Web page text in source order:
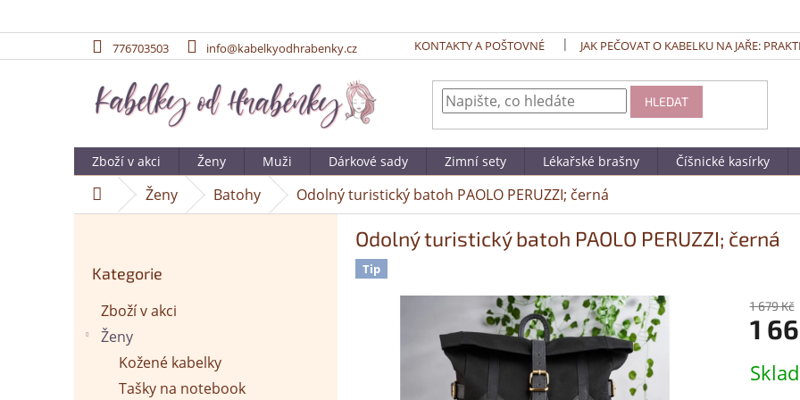
776703503 info@kabelkyodhrabenky.cz KONTAKTY A POŠTOVNÉ JAK PEČOVAT O KABELKU NA JAŘE:
HLEDAT
Zboží v akci Ženy Muži Dárkové sady Zimní sety Lékařské brašny Číšnické kasírky
DomůŽeny Batohy Odolný turistický batoh PAOLO PERUZZI; černá
kategorie
Kategorie
Zboží v akci
Ženy
Kožené kabelky
Tašky na notebook
Odolný turistický batoh PAOLO PERUZZI; černá
Tip
1 679 Kč
1
cena: